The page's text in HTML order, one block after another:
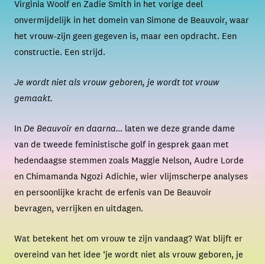
Virginia Woolf en Zadie Smith in het vorige deel
onvermijdelijk in het domein van Simone de Beauvoir, waar
het vrouw-zijn geen gegeven is, maar een opdracht. Een
constructie. Een strijd.
Je wordt niet als vrouw geboren, je wordt tot vrouw
gemaakt.
In De Beauvoir en daarna… laten we deze grande dame
van de tweede feministische golf in gesprek gaan met
hedendaagse stemmen zoals Maggie Nelson, Audre Lorde
en Chimamanda Ngozi Adichie, wier vlijmscherpe analyses
en persoonlijke kracht de erfenis van De Beauvoir
bevragen, verrijken en uitdagen.
Wat betekent het om vrouw te zijn vandaag? Wat blijft er
overeind van het idee ‘je wordt niet als vrouw geboren, je